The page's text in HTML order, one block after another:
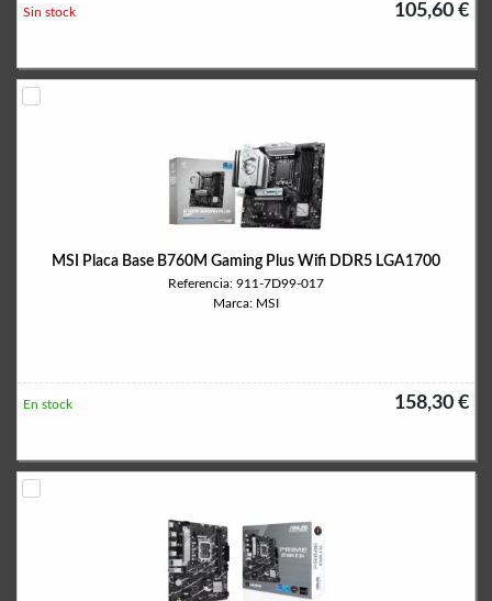
105,60 €
Sin stock
MSI Placa Base B760M Gaming Plus Wifi DDR5 LGA1700
Referencia: 911-7D99-017
Marca: MSI
158,30 €
En stock